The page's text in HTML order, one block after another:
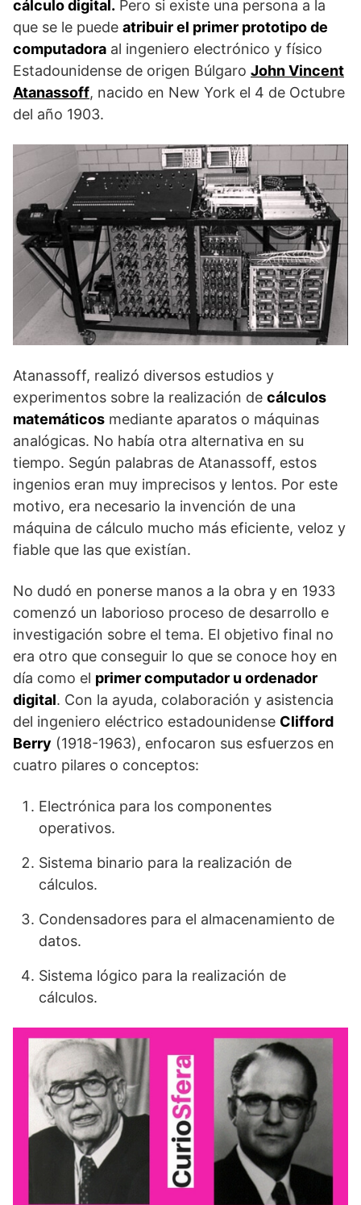
cálculo digital. Pero si existe una persona a la
que se le puede atribuir el primer prototipo de
computadora al ingeniero electrónico y físico
Estadounidense de origen Búlgaro John Vincent
Atanassoff, nacido en New York el 4 de Octubre
del año 1903.
Atanassoff, realizó diversos estudios y
experimentos sobre la realización de cálculos
matemáticos mediante aparatos o máquinas
analógicas. No había otra alternativa en su
tiempo. Según palabras de Atanassoff, estos
ingenios eran muy imprecisos y lentos. Por este
motivo, era necesario la invención de una
máquina de cálculo mucho más eficiente, veloz y
fiable que las que existían.
No dudó en ponerse manos a la obra y en 1933
comenzó un laborioso proceso de desarrollo e
investigación sobre el tema. El objetivo final no
era otro que conseguir lo que se conoce hoy en
día como el primer computador u ordenador
digital. Con la ayuda, colaboración y asistencia
del ingeniero eléctrico estadounidense Clifford
Berry (1918-1963), enfocaron sus esfuerzos en
cuatro pilares o conceptos:
Electrónica para los componentes
operativos.
Sistema binario para la realización de
cálculos.
Condensadores para el almacenamiento de
datos.
Sistema lógico para la realización de
cálculos.